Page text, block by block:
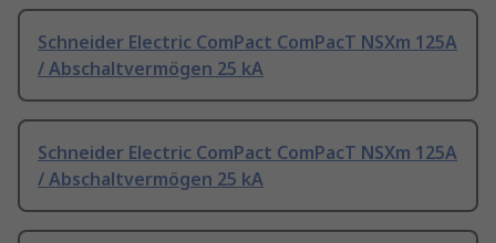
Schneider Electric ComPact ComPacT NSXm 125A
/ Abschaltvermögen 25 kA
Schneider Electric ComPact ComPacT NSXm 125A
/ Abschaltvermögen 25 kA